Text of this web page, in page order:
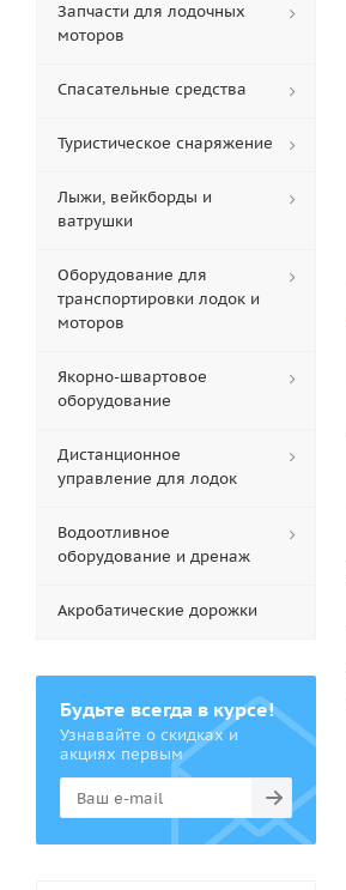
Запчасти для лодочных
моторов
Спасательные средства
Туристическое снаряжение
Лыжи, вейкборды и
ватрушки
Оборудование для
транспортировки лодок и
моторов
Якорно-швартовое
оборудование
Дистанционное
управление для лодок
Водоотливное
оборудование и дренаж
Акробатические дорожки
Будьте всегда в курсе!
Узнавайте о скидках и
акциях первым